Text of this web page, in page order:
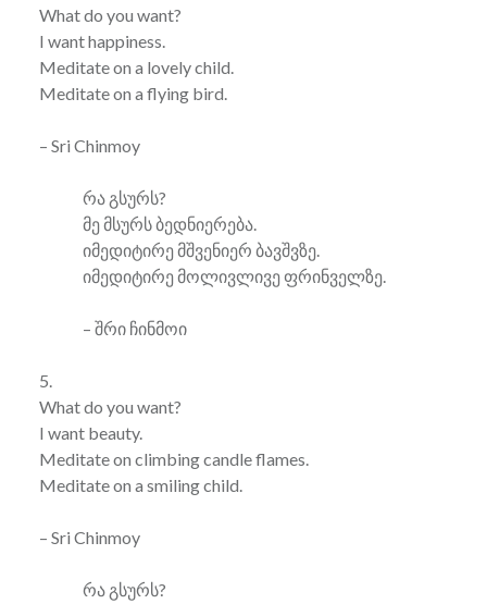
What do you want?
I want happiness.
Meditate on a lovely child.
Meditate on a flying bird.
– Sri Chinmoy
რა გსურს?
მე მსურს ბედნიერება.
იმედიტირე მშვენიერ ბავშვზე.
იმედიტირე მოლივლივე ფრინველზე.
– შრი ჩინმოი
5.
What do you want?
I want beauty.
Meditate on climbing candle flames.
Meditate on a smiling child.
– Sri Chinmoy
რა გსურს?